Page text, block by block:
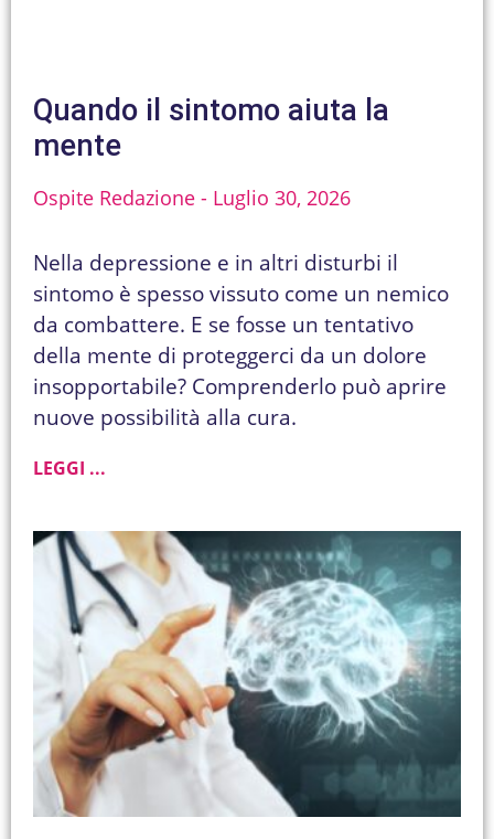
Quando il sintomo aiuta la
mente
Ospite Redazione Luglio 30, 2026
Nella depressione e in altri disturbi il
sintomo è spesso vissuto come un nemico
da combattere. E se fosse un tentativo
della mente di proteggerci da un dolore
insopportabile? Comprenderlo può aprire
nuove possibilità alla cura.
LEGGI ...